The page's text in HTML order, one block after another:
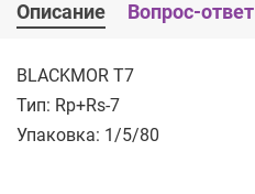
Описание Вопрос-ответ
BLACKMOR T7
Тип: Rp+Rs-7
Упаковка: 1/5/80